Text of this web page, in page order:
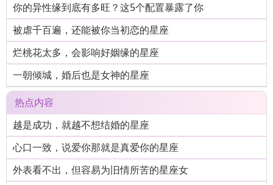
你的异性缘到底有多旺？这5个配置暴露了你
被虐千百遍，还能被你当初恋的星座
烂桃花太多，会影响好姻缘的星座
一朝倾城，婚后也是女神的星座
热点内容
越是成功，就越不想结婚的星座
心口一致，说爱你那就是真爱你的星座
外表看不出，但容易为旧情所苦的星座女